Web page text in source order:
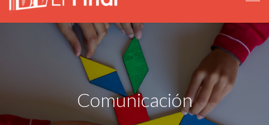
Comunicación